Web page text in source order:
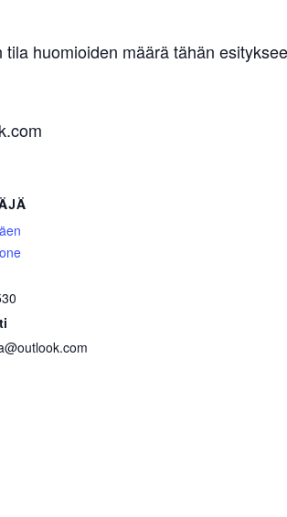
huomioiden määrä tähän